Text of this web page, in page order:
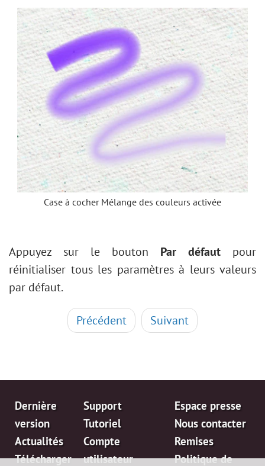
Case à cocher Mélange des couleurs activée
Appuyez sur le bouton Par défaut pour
réinitialiser tous les paramètres à leurs valeurs
par défaut.
Précédent Suivant
Dernière
version
Actualités
Télécharger
Support
Tutoriel
Compte
utilisateur
Espace presse
Nous contacter
Remises
Politique de